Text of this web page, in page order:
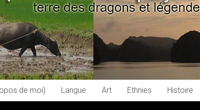
de moi) Langue Art Ethnies Histoire